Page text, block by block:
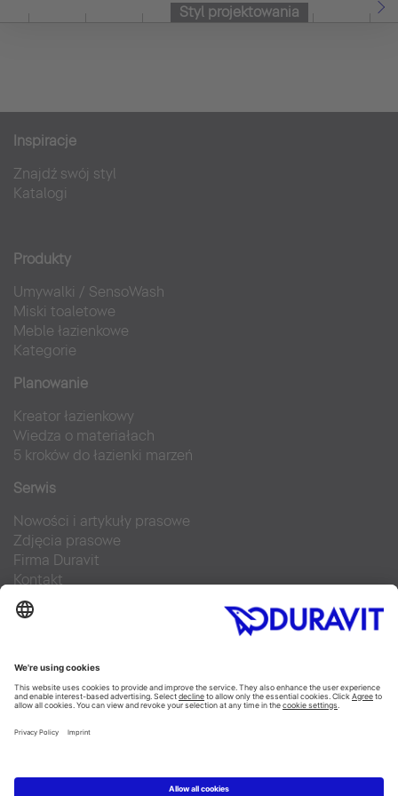
Styl projektowania
Inspiracje
Znajdź swój styl
Katalogi
Produkty
Umywalki / SensoWash
Miski toaletowe
Meble łazienkowe
Kategorie
Planowanie
Kreator łazienkowy
Wiedza o materiałach
5 kroków do łazienki marzeń
Serwis
Nowości i artykuły prasowe
Zdjęcia prasowe
Firma Duravit
Kontakt
Najczęściej zadawane pytania
Facebook
Instagram
Pinterest
Blog
YouTube